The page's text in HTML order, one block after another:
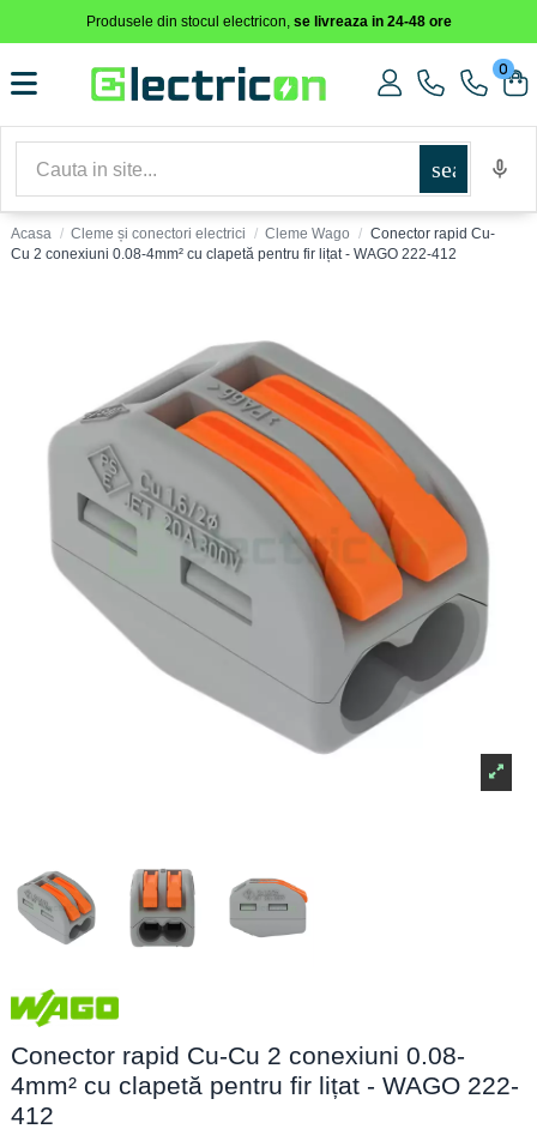
Produsele din stocul electricon, se livreaza in 24-48 ore
0
search
Acasa Cleme și conectori electrici Cleme Wago
Conector rapid Cu-
Cu 2 conexiuni 0.08-4mm² cu clapetă pentru fir lițat - WAGO 222-412
Conector rapid Cu-Cu 2 conexiuni 0.08-
4mm² cu clapetă pentru fir lițat - WAGO 222-
412